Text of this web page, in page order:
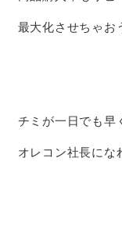
最大化させちゃお
チミが一日でも早
オレコン社長にな